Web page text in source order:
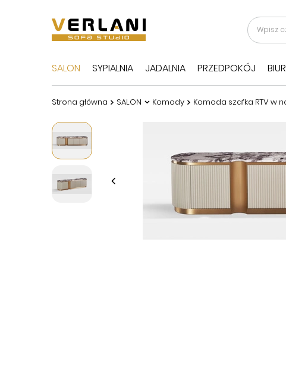
SALON SYPIALNIA JADALNIA PRZEDPOKÓJ
Strona główna SALON Komody Komoda szafka RTV w